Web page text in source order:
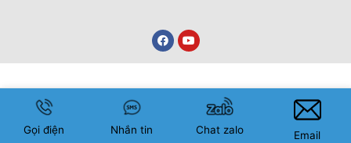
Gọi điện Nhắn tin Chat zalo Email